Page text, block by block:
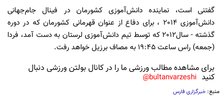
گفتنی است، نماینده دانش‌آموزی کشورمان در فینال جام‌جهانی
دانش‌آموزی 2014 ، برای دفاع از عنوان قهرمانی کشورمان که در دوره
گذشته - سال2012 که توسط تیم دانش‌آموزی لرستان به دست آمد، فردا
(جمعه) راس ساعت 19:45 به مصاف برزیل خواهد رفت.
برای مشاهده مطالب ورزشی ما را در کانال بولتن ورزشی دنبال
کنید bultanvarzeshi@
منبع: خبرگزاری فارس